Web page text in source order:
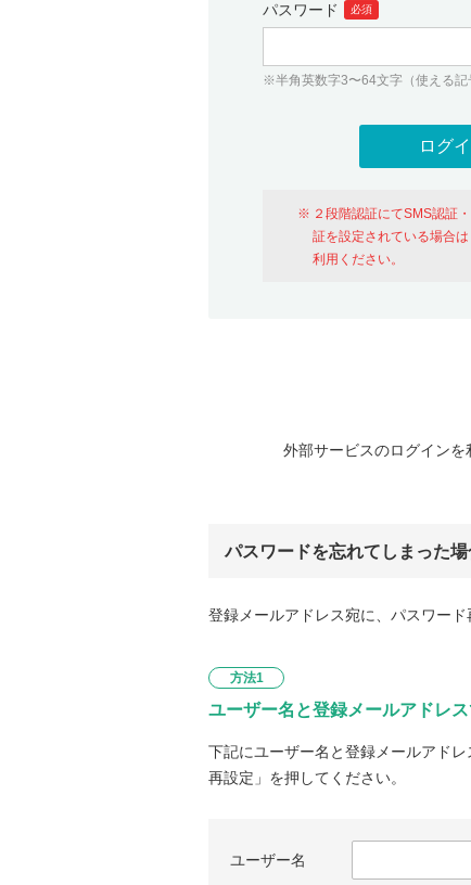
パスワード 必須
※半角英数字3〜64文字（使える記
２段階認証にてSMS認証
証を設定されている場合
利用ください。
外部サービスのログインを
パスワードを忘れてしまった場
登録メールアドレス宛に、パスワー
方法1
ユーザー名と登録メールアドレ
下記にユーザー名と登録メールアド
再設定」を押してください。
ユーザー名